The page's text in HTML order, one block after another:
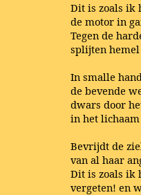
Dit is zoals ik
de motor in
Tegen de
splijten
In smalle
de bevende
dwars door
in het
Bevrijdt de
van al haar
Dit is zoals ik
vergeten! en